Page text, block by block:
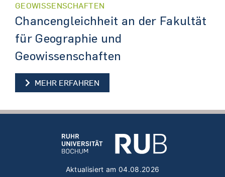
GEOWISSENSCHAFTEN
Chancengleichheit an der Fakultät
für Geographie und
Geowissenschaften
MEHR ERFAHREN
Aktualisiert am 04.08.2026